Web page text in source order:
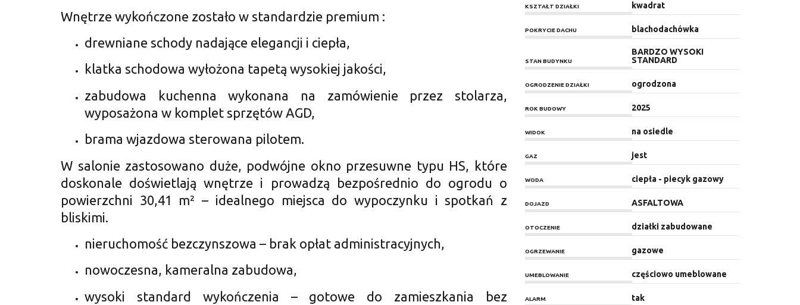
Wnętrze wykończone zostało w standardzie premium :
drewniane schody nadające elegancji i ciepła,
klatka schodowa wyłożona tapetą wysokiej jakości,
zabudowa kuchenna wykonana na zamówienie przez stolarza,
wyposażona w komplet sprzętów AGD,
brama wjazdowa sterowana pilotem.
W salonie zastosowano duże, podwójne okno przesuwne typu HS, które
doskonale doświetlają wnętrze i prowadzą bezpośrednio do ogrodu o
powierzchni 30,41 m² – idealnego miejsca do wypoczynku i spotkań z
bliskimi.
nieruchomość bezczynszowa – brak opłat administracyjnych,
nowoczesna, kameralna zabudowa,
wysoki standard wykończenia – gotowe do zamieszkania bez
KSZTAŁT DZIAŁKI kwadrat
POKRYCIE DACHU blachodachówka
STAN BUDYNKU
BARDZO WYSOKI
STANDARD
OGRODZENIE DZIAŁKI ogrodzona
ROK BUDOWY 2025
WIDOK na osiedle
GAZ jest
WODA ciepła - piecyk gazowy
DOJAZD ASFALTOWA
OTOCZENIE działki zabudowane
OGRZEWANIE gazowe
UMEBLOWANIE częściowo umeblowane
ALARM tak